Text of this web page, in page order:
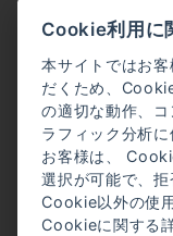
※ログインには
スおよびパスワ
＜会員のみなさ
当サイトを利用
号、購入履歴な
に登録されます
実に管理するも
Cookie利用に
本サイトではお
だくため、
の適切な動作、
ラフィック分析に
お客様は、
選択が可能で、
Cookie以外の使
Cookieに関する